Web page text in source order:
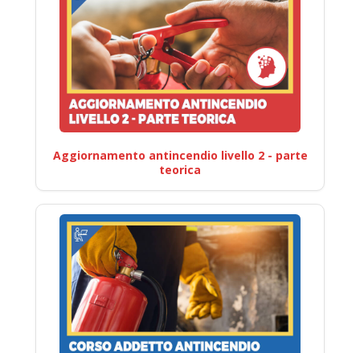
Aggiornamento antincendio livello 2 - parte
teorica